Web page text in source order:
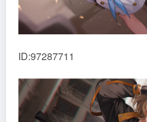
ID:97287711